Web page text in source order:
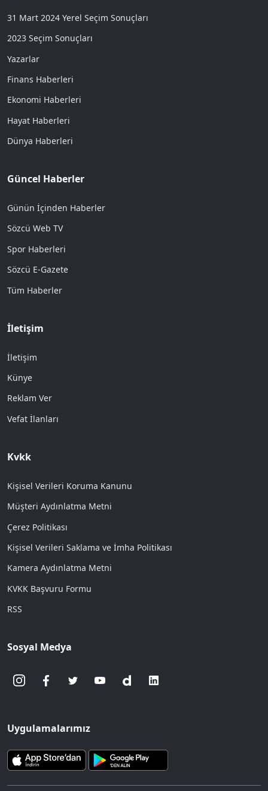
31 Mart 2024 Yerel Seçim Sonuçları
2023 Seçim Sonuçları
Yazarlar
Finans Haberleri
Ekonomi Haberleri
Hayat Haberleri
Dünya Haberleri
Güncel Haberler
Günün İçinden Haberler
Sözcü Web TV
Spor Haberleri
Sözcü E-Gazete
Tüm Haberler
İletişim
İletişim
Künye
Reklam Ver
Vefat İlanları
Kvkk
Kişisel Verileri Koruma Kanunu
Müşteri Aydınlatma Metni
Çerez Politikası
Kişisel Verileri Saklama ve İmha Politikası
Kamera Aydınlatma Metni
KVKK Başvuru Formu
RSS
Sosyal Medya
Uygulamalarımız